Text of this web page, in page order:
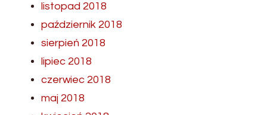
listopad 2018
październik 2018
sierpień 2018
lipiec 2018
czerwiec 2018
maj 2018